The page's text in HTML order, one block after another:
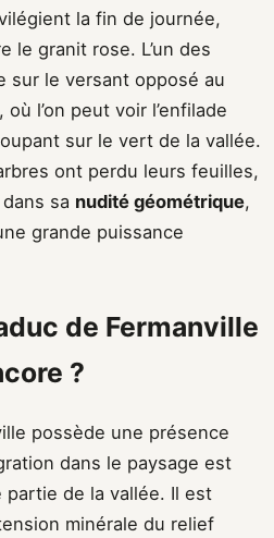
la fin de journée,
le granit rose. L’un des
sur le versant opposé au
l’on peut voir l’enfilade
sur le vert de la vallée.
ont perdu leurs feuilles,
sa nudité géométrique,
grande puissance
de Fermanville
?
possède une présence
dans le paysage est
partie de la vallée. Il est
minérale du relief